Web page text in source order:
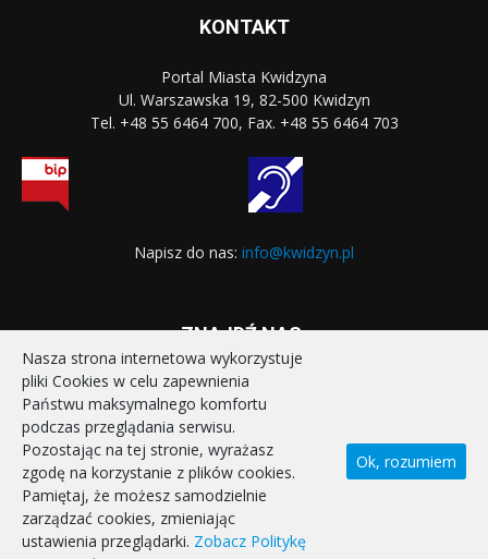
KONTAKT
Portal Miasta Kwidzyna
Ul. Warszawska 19, 82-500 Kwidzyn
Tel. +48 55 6464 700, Fax. +48 55 6464 703
Napisz do nas: info@kwidzyn.pl
ZNAJDŹ NAS:
STRONA GŁÓWNA
REALIZOWANE PROJEKTY
POLITYKA PRYWATNOŚCI
DEKLARACJA DOSTĘPNOŚCI
KONTAKT
Nasza strona internetowa wykorzystuje
pliki Cookies w celu zapewnienia
Państwu maksymalnego komfortu
podczas przeglądania serwisu.
Pozostając na tej stronie, wyrażasz
zgodę na korzystanie z plików cookies.
Pamiętaj, że możesz samodzielnie
zarządzać cookies, zmieniając
ustawienia przeglądarki. Zobacz Politykę
Ok, rozumiem